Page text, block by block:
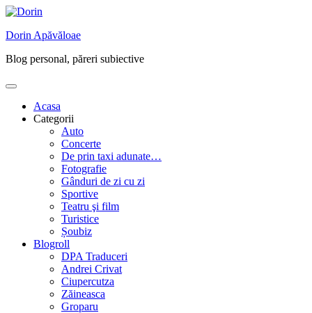
Skip
content
Dorin Apăvăloae
Blog personal, păreri subiective
Acasa
Categorii
Auto
Concerte
De prin taxi adunate…
Fotografie
Gânduri de zi cu zi
Sportive
Teatru şi film
Turistice
Șoubiz
Blogroll
DPA Traduceri
Andrei Crivat
Ciupercutza
Zăineasca
Groparu